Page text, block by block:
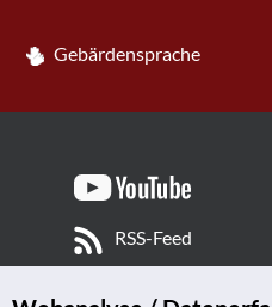
Gebärdensprache
RSS-Feed